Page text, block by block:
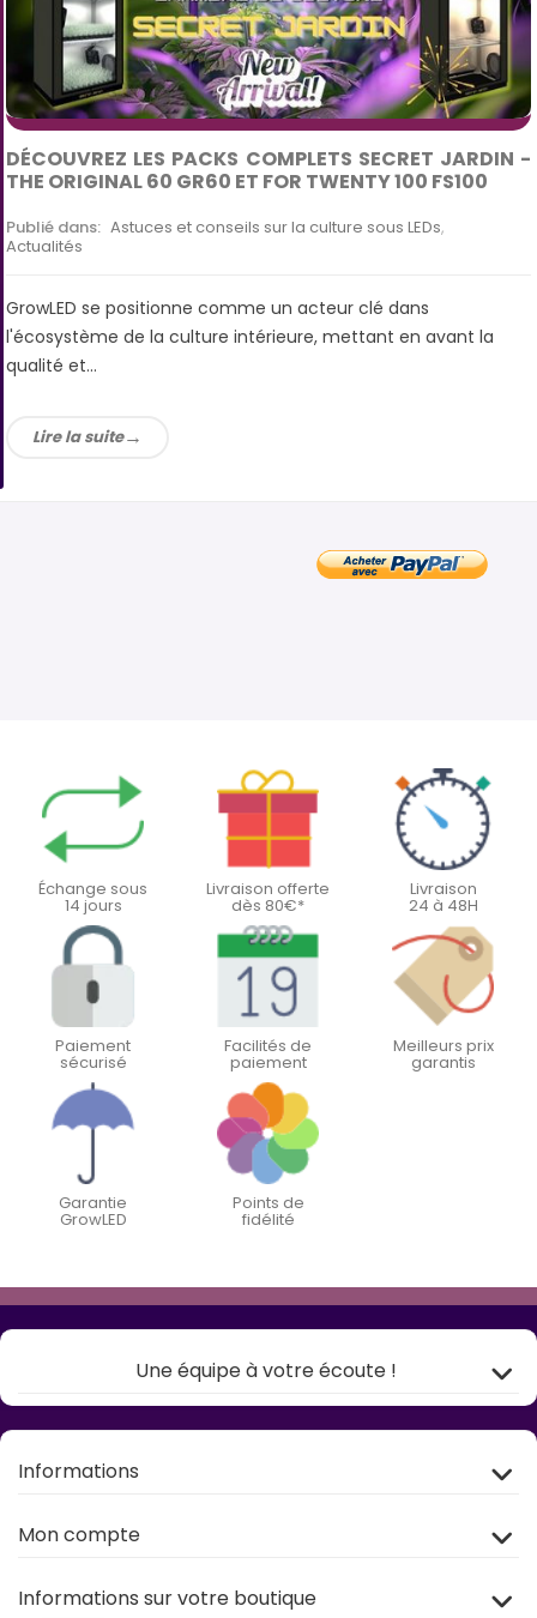
DÉCOUVREZ LES PACKS COMPLETS SECRET JARDIN -
THE ORIGINAL 60 GR60 ET FOR TWENTY 100 FS100
Publié dans: Astuces et conseils sur la culture sous LEDs,
Actualités
GrowLED se positionne comme un acteur clé dans
l'écosystème de la culture intérieure, mettant en avant la
qualité et...
Lire la suite
Échange sous
14 jours
Livraison offerte
dès 80€*
Livraison
24 à 48H
Paiement
sécurisé
Facilités de
paiement
Meilleurs prix
garantis
Garantie
GrowLED
Points de
fidélité
Une équipe à votre écoute !
Informations
Mon compte
Informations sur votre boutique